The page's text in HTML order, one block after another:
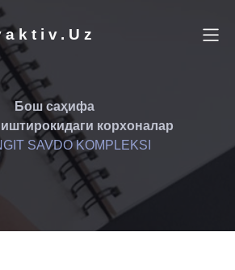
Бош саҳифа
корхоналар
SAVDO KOMPLEKSI